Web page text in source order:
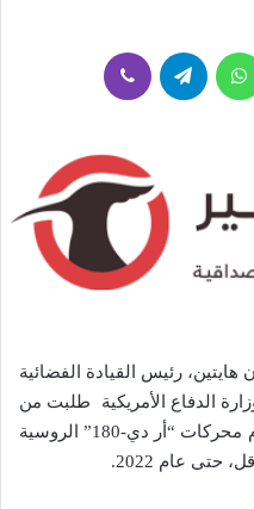
واتساب تيلقرام
رئيس القيادة الفضائية
الدفاع الأمريكية طلبت من
الكونغرس السماح بمواصلة استخدام محركات “أر دي-180” الروسية
حتى عام 2022.